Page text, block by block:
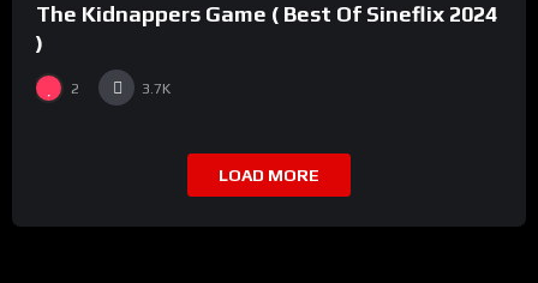
The Kidnappers Game ( Best Of Sineflix 2024
)
2 3.7K
LOAD MORE